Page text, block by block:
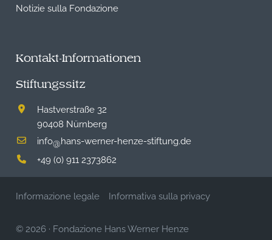
Notizie sulla Fondazione
Kontakt-Informationen
Stiftungssitz
Hastverstraße 32
90408 Nürnberg
info@hans-werner-henze-stiftung.de
+49 (0) 911 2373862
Informazione legale Informativa sulla privacy
© 2026 · Fondazione Hans Werner Henze